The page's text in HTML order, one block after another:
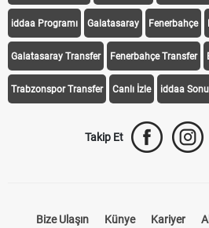
iddaa Programı Galatasaray Fenerbahçe
Galatasaray Transfer Fenerbahçe Transfer
Trabzonspor Transfer Canlı İzle iddaa
Takip Et
Bize Ulaşın Künye Kariyer